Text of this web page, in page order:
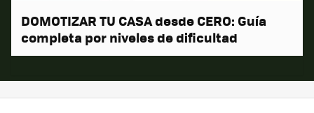
DOMOTIZAR TU CASA desde CERO: Guía
completa por niveles de dificultad